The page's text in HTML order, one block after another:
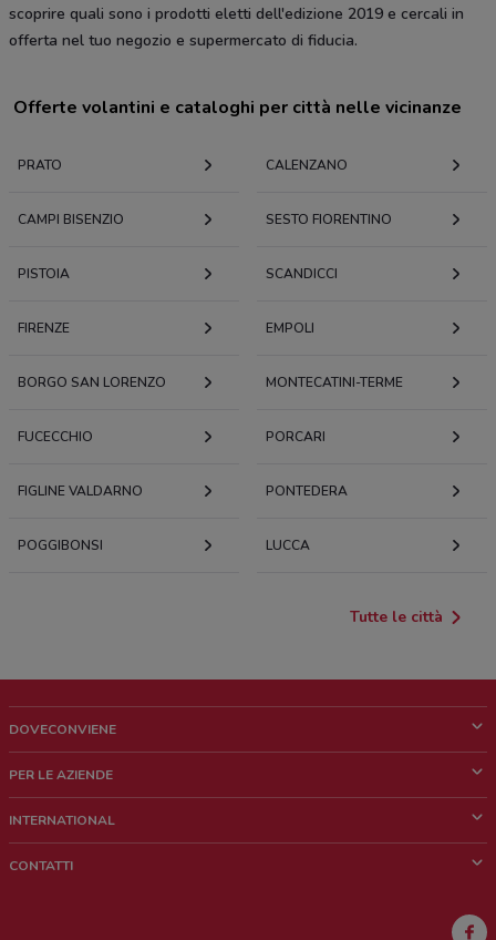
scoprire quali sono i prodotti eletti dell'edizione 2019 e cercali in
offerta nel tuo negozio e supermercato di fiducia.
Offerte volantini e cataloghi per città nelle vicinanze
PRATO CALENZANO
CAMPI BISENZIO SESTO FIORENTINO
PISTOIA SCANDICCI
FIRENZE EMPOLI
BORGO SAN LORENZO MONTECATINI-TERME
FUCECCHIO PORCARI
FIGLINE VALDARNO PONTEDERA
POGGIBONSI LUCCA
Tutte le città
DOVECONVIENE
Chi siamo
Lavora con noi
PER LE AZIENDE
Richieste commerciali e marketing
INTERNATIONAL
CONTATTI